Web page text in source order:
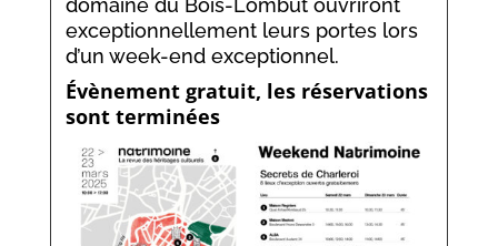
domaine du Bois-Lombut ouvriront
exceptionnellement leurs portes lors
d’un week-end exceptionnel.
Évènement gratuit, les réservations
sont terminées